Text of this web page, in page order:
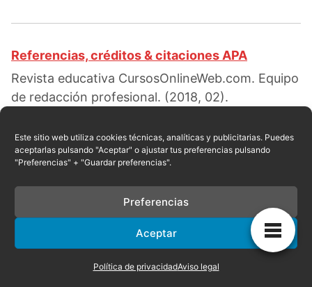
Este sitio web utiliza cookies técnicas, analíticas y publicitarias. Puedes
aceptarlas pulsando "Aceptar" o ajustar tus preferencias pulsando
"Preferencias" + "Guardar preferencias".
Aceptar
Preferencias
Política de privacidadAviso legal
Referencias, créditos & citaciones APA
Revista educativa CursosOnlineWeb.com. Equipo
de redacción profesional. (2018, 02).
Noelia C. Jiménez. Obtenido en fecha 08, 2026,
desde el sitio web:
https://cursosonlineweb.com/caracteristicas-
del-estado-liquido.html
Privacidad|Referencias|Mapa|Contacto